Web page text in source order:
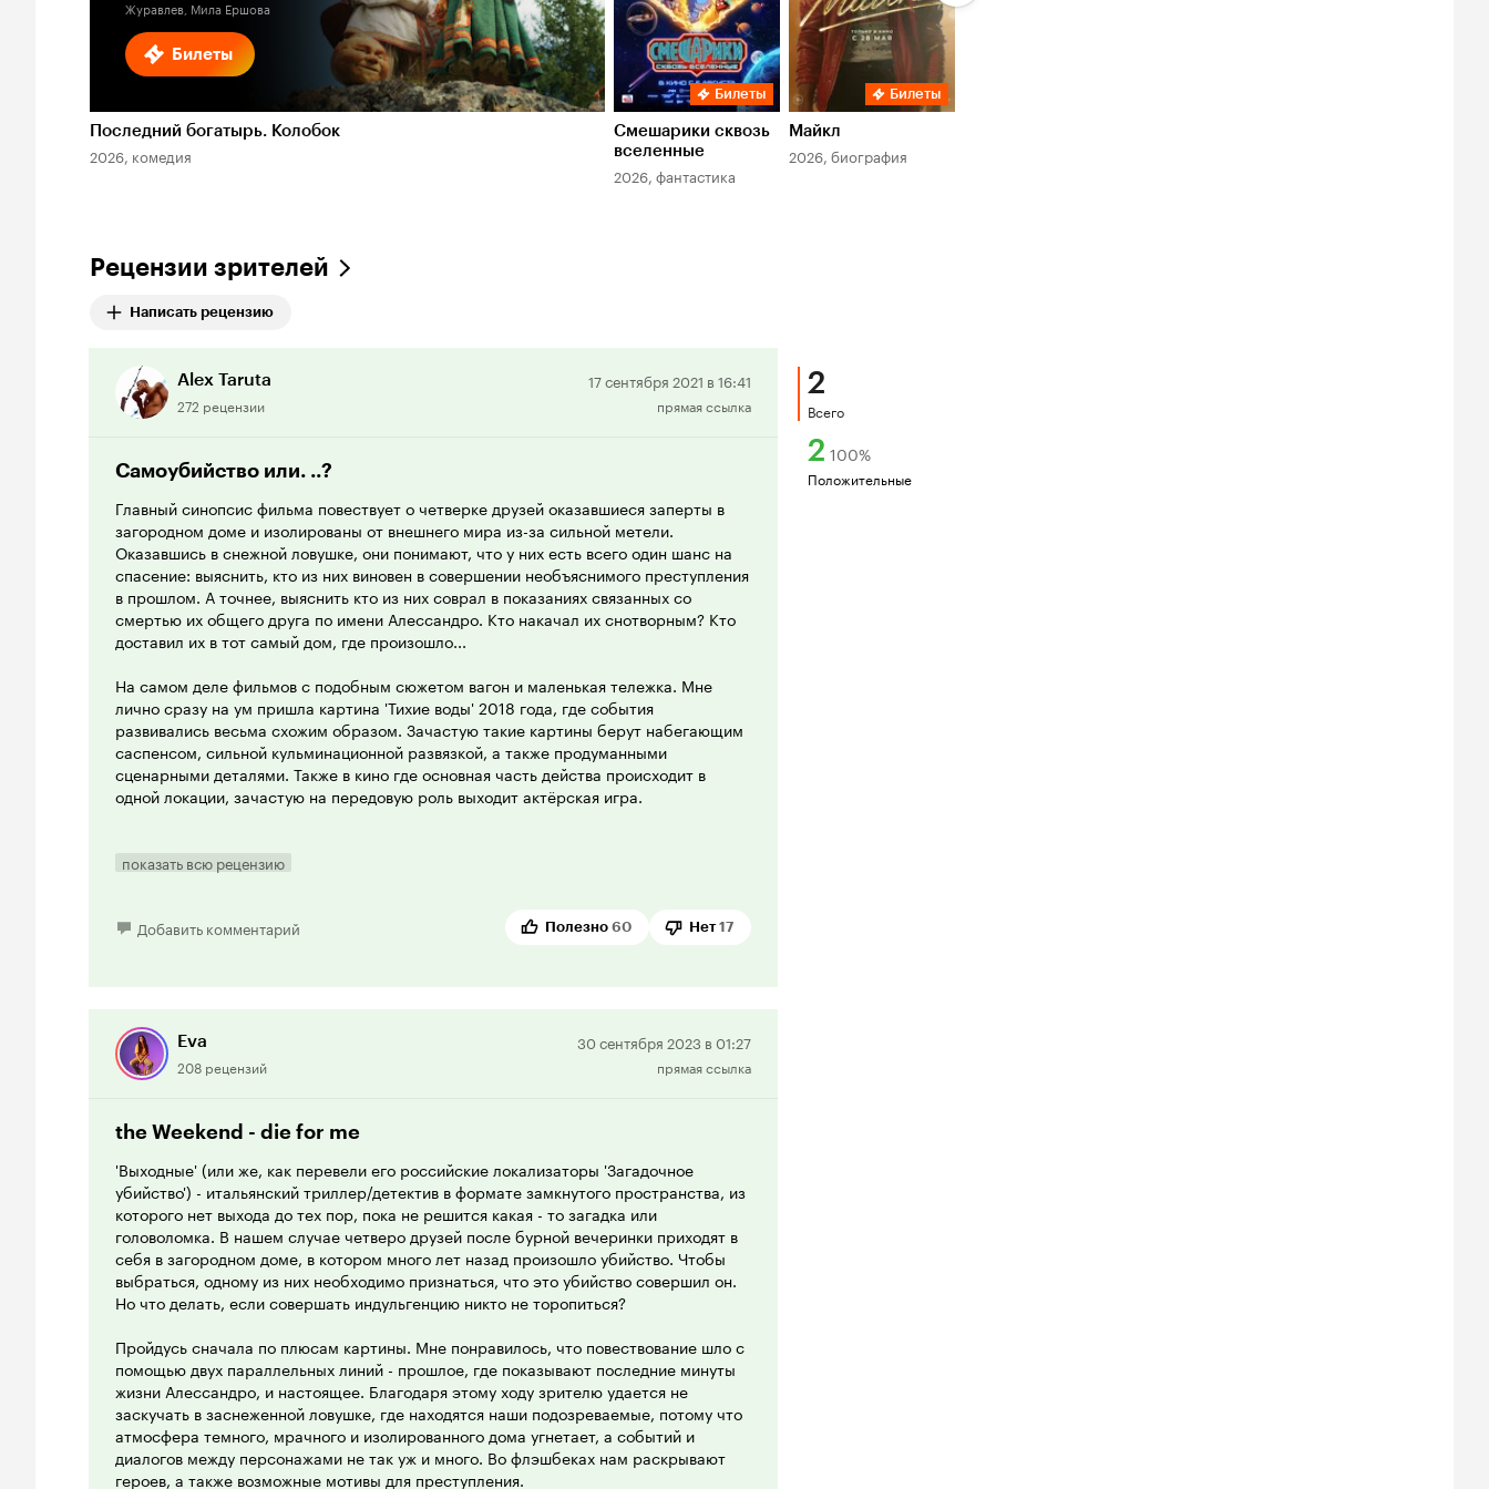
Билеты
Журавлев, Мила Ершова
Последний богатырь. Колобок
2026, комедия
Билеты
Смешарики сквозь
вселенные
2026, фантастика
Билеты
Майкл
2026, биография
Рецензии зрителей
Написать рецензию
Alex Taruta
272 рецензии
Положительная
рецензия
17 сентября 2021 в 16:41
прямая ссылка
Самоубийство или. ..?
Главный синопсис фильма повествует о четверке друзей оказавшиеся заперты в
загородном доме и изолированы от внешнего мира из-за сильной метели.
Оказавшись в снежной ловушке, они понимают, что у них есть всего один шанс на
спасение: выяснить, кто из них виновен в совершении необъяснимого преступления
в прошлом. А точнее, выяснить кто из них соврал в показаниях связанных со
смертью их общего друга по имени Алессандро. Кто накачал их снотворным? Кто
доставил их в тот самый дом, где произошло...
На самом деле фильмов с подобным сюжетом вагон и маленькая тележка. Мне
лично сразу на ум пришла картина 'Тихие воды' 2018 года, где события
развивались весьма схожим образом. Зачастую такие картины берут набегающим
саспенсом, сильной кульминационной развязкой, а также продуманными
сценарными деталями. Также в кино где основная часть действа происходит в
одной локации, зачастую на передовую роль выходит актёрская игра.
благополучному вечеру, когда жизнь их друга прервалась весьма трагичным
подозреваемого имелся насущный мотив для совершения преступления. Однако
неизвестных мне) персонажей является весьма убедительной, и за счет этого
напряжение и некая химия между героями явно ощущалась.
показать всю рецензию
Добавить комментарий Полезно 60 Нет 17
Eva
208 рецензий
Положительная
рецензия
30 сентября 2023 в 01:27
прямая ссылка
the Weekend - die for me
'Выходные' (или же, как перевели его российские локализаторы 'Загадочное
убийство') - итальянский триллер/детектив в формате замкнутого пространства, из
которого нет выхода до тех пор, пока не решится какая - то загадка или
головоломка. В нашем случае четверо друзей после бурной вечеринки приходят в
себя в загородном доме, в котором много лет назад произошло убийство. Чтобы
выбраться, одному из них необходимо признаться, что это убийство совершил он.
Но что делать, если совершать индульгенцию никто не торопиться?
Пройдусь сначала по плюсам картины. Мне понравилось, что повествование шло с
помощью двух параллельных линий - прошлое, где показывают последние минуты
жизни Алессандро, и настоящее. Благодаря этому ходу зрителю удается не
заскучать в заснеженной ловушке, где находятся наши подозреваемые, потому что
атмосфера темного, мрачного и изолированного дома угнетает, а событий и
диалогов между персонажами не так уж и много. Во флэшбеках нам раскрывают
героев, а также возможные мотивы для преступления.
2
Всего
2 100%
Положительные